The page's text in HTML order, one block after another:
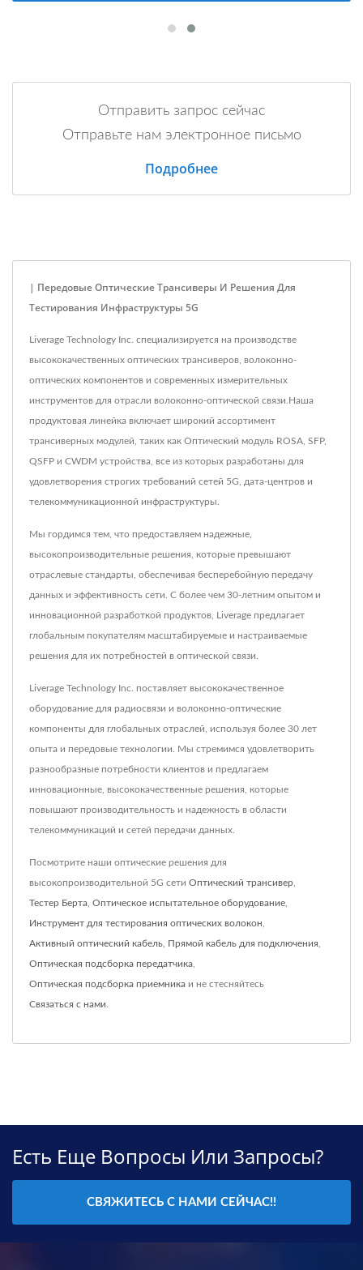
Отправить запрос сейчас
Отправьте нам электронное письмо
Подробнее
| Передовые Оптические Трансиверы И Решения Для
Тестирования Инфраструктуры 5G
Liverage Technology Inc. специализируется на производстве
высококачественных оптических трансиверов, волоконно-
оптических компонентов и современных измерительных
инструментов для отрасли волоконно-оптической связи.Наша
продуктовая линейка включает широкий ассортимент
трансиверных модулей, таких как Оптический модуль ROSA, SFP,
QSFP и CWDM устройства, все из которых разработаны для
удовлетворения строгих требований сетей 5G, дата-центров и
телекоммуникационной инфраструктуры.
Мы гордимся тем, что предоставляем надежные,
высокопроизводительные решения, которые превышают
отраслевые стандарты, обеспечивая бесперебойную передачу
данных и эффективность сети. С более чем 30-летним опытом и
инновационной разработкой продуктов, Liverage предлагает
глобальным покупателям масштабируемые и настраиваемые
решения для их потребностей в оптической связи.
Liverage Technology Inc. поставляет высококачественное
оборудование для радиосвязи и волоконно-оптические
компоненты для глобальных отраслей, используя более 30 лет
опыта и передовые технологии. Мы стремимся удовлетворить
разнообразные потребности клиентов и предлагаем
инновационные, высококачественные решения, которые
повышают производительность и надежность в области
телекоммуникаций и сетей передачи данных.
Посмотрите наши оптические решения для
высокопроизводительной 5G сети Оптический трансивер
Тестер Берта Оптическое испытательное оборудование
Инструмент для тестирования оптических волокон
Активный оптический кабель Прямой кабель для подключения
Оптическая подсборка передатчика
Оптическая подсборка приемника и не стесняйтесь
Связаться с нами
Есть Еще Вопросы Или Запросы?
СВЯЖИТЕСЬ С НАМИ СЕЙЧАС!!